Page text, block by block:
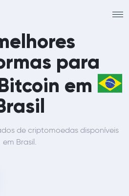
para
em
de criptomoedas disponíveis
em Brasil.